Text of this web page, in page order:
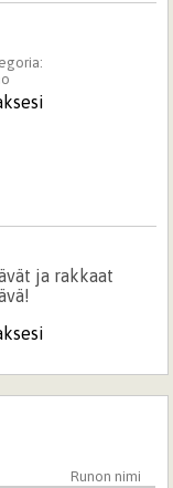
ja rakkaat
Runon nimi